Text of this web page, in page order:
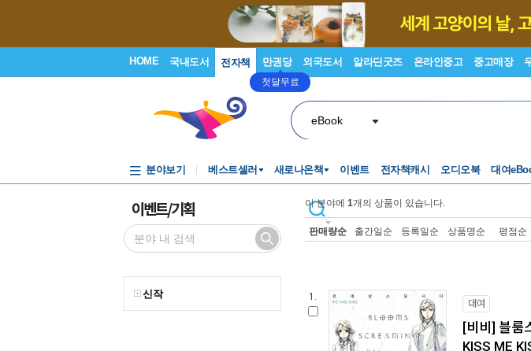
HOME 국내도서 전자책 만권당
첫달무료
외국도서 알라딘굿즈 온라인중고 중고매장
eBook
분야보기 베스트셀러 새로나온책 이벤트 전자책캐시 오디오북 대여
이벤트/기획
신작
이 분야에 1개의 상품이 있습니다.
판매량순 출간일순 등록일순 상품명순 평점순
1.
대여
[비비] 블룸
KISS ME